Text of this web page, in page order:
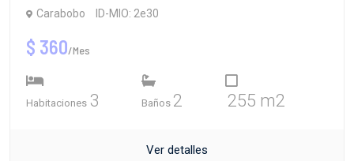
Carabobo ID-MIO: 2e30
$ 360/Mes
Habitaciones 3 Baños 2 255 m2
Ver detalles